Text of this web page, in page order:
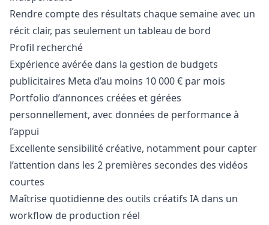
Rendre compte des résultats chaque semaine avec un
récit clair, pas seulement un tableau de bord
Profil recherché
Expérience avérée dans la gestion de budgets
publicitaires Meta d’au moins 10 000 € par mois
Portfolio d’annonces créées et gérées
personnellement, avec données de performance à
l’appui
Excellente sensibilité créative, notamment pour capter
l’attention dans les 2 premières secondes des vidéos
courtes
Maîtrise quotidienne des outils créatifs IA dans un
workflow de production réel